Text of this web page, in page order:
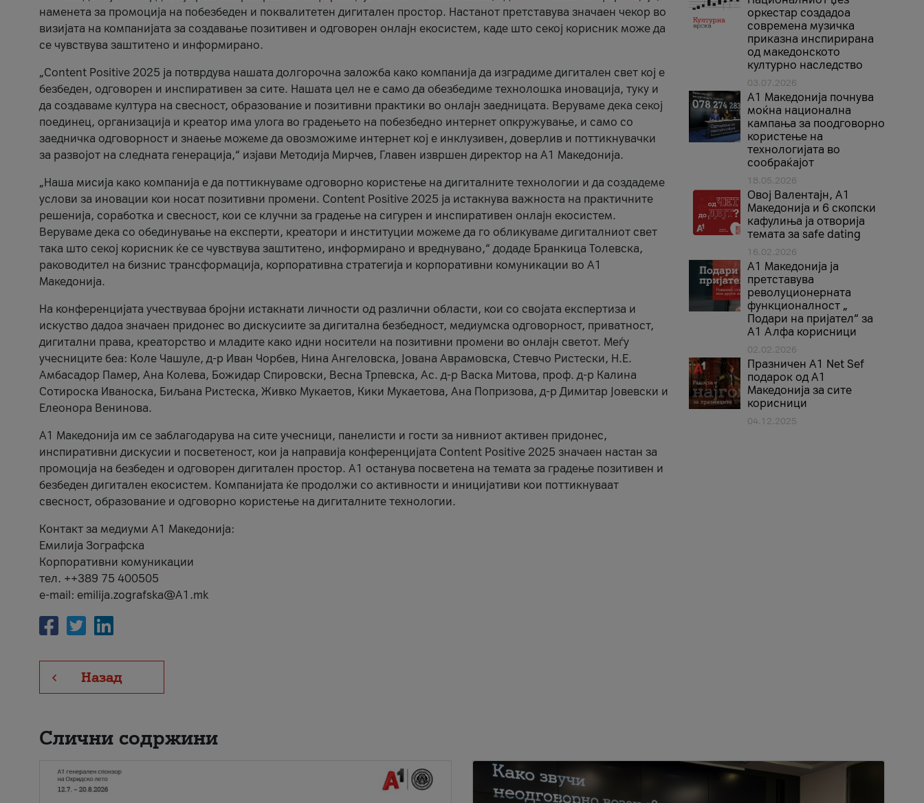
наменета за промоција на побезбеден и поквалитетен дигитален простор. Настанот претставува значаен чекор во
визијата на компанијата за создавање позитивен и одговорен онлајн екосистем, каде што секој корисник може да
се чувствува заштитено и информирано.
„Content Positive 2025 ја потврдува нашата долгорочна заложба како компанија да изградиме дигитален свет кој е
безбеден, одговорен и инспиративен за сите. Нашата цел не е само да обезбедиме технолошка иновација, туку и
да создаваме култура на свесност, образование и позитивни практики во онлајн заедницата. Веруваме дека секој
поединец, организација и креатор има улога во градењето на побезбедно интернет опкружување, и само со
заедничка одговорност и знаење можеме да овозможиме интернет кој е инклузивен, доверлив и поттикнувачки
за развојот на следната генерација,“ изјави Методија Мирчев, Главен извршен директор на А1 Македонија.
„Наша мисија како компанија е да поттикнуваме одговорно користење на дигиталните технологии и да создадеме
услови за иновации кои носат позитивни промени. Content Positive 2025 ја истакнува важноста на практичните
решенија, соработка и свесност, кои се клучни за градење на сигурен и инспиративен онлајн екосистем.
Веруваме дека со обединување на експерти, креатори и институции можеме да го обликуваме дигиталниот свет
така што секој корисник ќе се чувствува заштитено, информирано и вреднувано,“ додаде Бранкица Толевска,
раководител на бизнис трансформација, корпоративна стратегија и корпоративни комуникации во А1
Македонија.
На конференцијата учествуваа бројни истакнати личности од различни области, кои со својата експертиза и
искуство дадоа значаен придонес во дискусиите за дигитална безбедност, медиумска одговорност, приватност,
дигитални права, креаторство и младите како идни носители на позитивни промени во онлајн светот. Меѓу
учесниците беа: Коле Чашуле, д-р Иван Чорбев, Нина Ангеловска, Јована Аврамовска, Стевчо Ристески, Н.Е.
Амбасадор Памер, Ана Колева, Божидар Спировски, Весна Трпевска, Ас. д-р Васка Митова, проф. д-р Калина
Сотироска Иваноска, Биљана Ристеска, Живко Мукаетов, Кики Мукаетова, Ана Попризова, д-р Димитар Јовевски и
Елеонора Венинова.
А1 Македонија им се заблагодарува на сите учесници, панелисти и гости за нивниот активен придонес,
инспиративни дискусии и посветеност, кои ја направија конференцијата Content Positive 2025 значаен настан за
промоција на безбеден и одговорен дигитален простор. А1 останува посветена на темата за градење позитивен и
безбеден дигитален екосистем. Компанијата ќе продолжи со активности и иницијативи кои поттикнуваат
свесност, образование и одговорно користење на дигиталните технологии.
Контакт за медиуми А1 Македонија:
Емилија Зографска
Корпоративни комуникации
тел. ++389 75 400505
e-mail: emilija.zografska@A1.mk
Назад
оркестар создадоа
современа музичка
приказна инспирирана
од македонското
културно наследство
03.07.2026
A1 Македонија почнува
моќна национална
кампања за поодговорно
користење на
технологијата во
сообраќајот
18.05.2026
Овој Валентајн, A1
Македонија и 6 скопски
кафулиња ја отворија
темата за safe dating
16.02.2026
А1 Македонија ја
претставува
револуционерната
функционалност „
Подари на пријател“ за
А1 Алфа корисници
02.02.2026
Празничен A1 Net Sеf
подарок од А1
Македонија за сите
корисници
04.12.2025
Слични содржини